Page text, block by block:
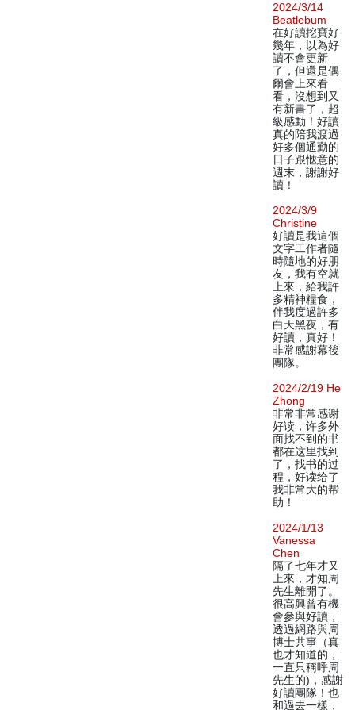
2024/3/14
Beatlebum
在好讀挖寶好
幾年，以為好
讀不會更新
了，但還是偶
爾會上來看
看，沒想到又
有新書了，超
級感動！好讀
真的陪我渡過
好多個通勤的
日子跟愜意的
週末，謝謝好
讀！
2024/3/9
Christine
好讀是我這個
文字工作者隨
時隨地的好朋
友，我有空就
上來，給我許
多精神糧食，
伴我度過許多
白天黑夜，有
好讀，真好！
非常感謝幕後
團隊。
2024/2/19 He
Zhong
非常非常感谢
好读，许多外
面找不到的书
都在这里找到
了，找书的过
程，好读给了
我非常大的帮
助！
2024/1/13
Vanessa
Chen
隔了七年才又
上來，才知周
先生離開了。
很高興曾有機
會參與好讀，
透過網路與周
博士共事（真
也才知道的，
一直只稱呼周
先生的)，感謝
好讀團隊！也
和過去一樣，